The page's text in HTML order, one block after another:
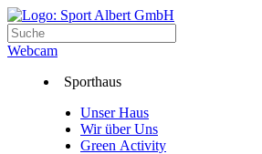
Webcam
Sporthaus
Unser Haus
Wir über Uns
Green Activity